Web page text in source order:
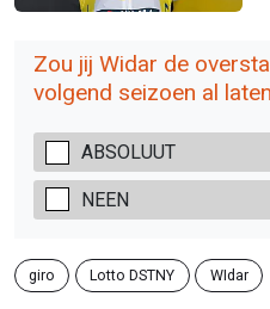
Zou jij Widar de
volgend seizoen al
ABSOLUUT
NEEN
giro Lotto DSTNY WIdar